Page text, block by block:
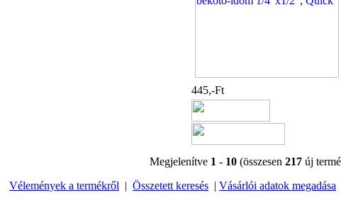
445,-Ft
Megjelenítve 1 - 10 (összesen 217 új
Vélemények a termékről | Összetett keresés | Vásárlói adatok megadása